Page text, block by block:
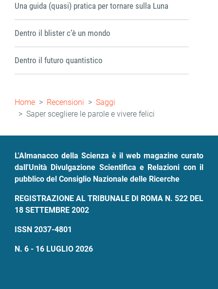
Una guida (quasi) pratica per tornare sulla Luna
Dentro il blister c’è un mondo
Dentro il futuro quantistico
Briciole
di
pane
Home Recensioni
Saggi
Saper scegliere le parole e vivere felici
L'Almanacco della Scienza è il web magazine curato
dall'Unità Divulgazione Scientifica e Relazioni con il
pubblico del Consiglio Nazionale delle Ricerche
REGISTRAZIONE AL TRIBUNALE DI ROMA N. 522 DEL
18 SETTEMBRE 2002
ISSN 2037-4801
N. 6 - 16 LUGLIO 2026